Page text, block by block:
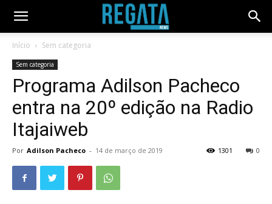
Início Sem categoria
Sem categoria
Programa Adilson Pacheco
entra na 20º edição na Radio
Itajaiweb
Por Adilson Pacheco - 14 de março de 2019 0
1301